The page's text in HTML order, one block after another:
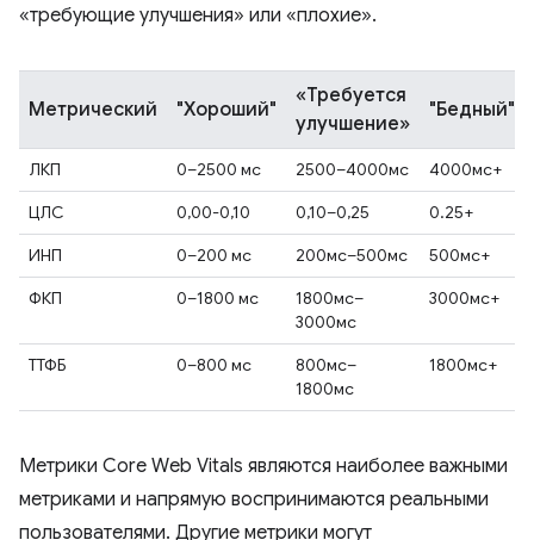
«требующие улучшения» или «плохие».
Метрический "Хороший"
«Требуется
улучшение»
"Бедный"
ЛКП 0–2500 мс 2500–4000мс
4000мс+
ЦЛС
0,00-0,10 0,10–0,25
0.25+
ИНП
0–200 мс 200мс–500мс
500мс+
ФКП
0–1800 мс
1800мс–
3000мс
3000мс+
ТТФБ 0–800 мс
800мс–
1800мс
1800мс+
Метрики Core Web Vitals являются наиболее важными
метриками и напрямую воспринимаются реальными
пользователями. Другие метрики могут